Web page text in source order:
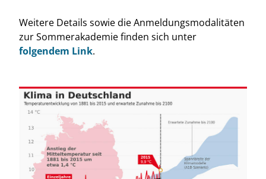
Weitere Details sowie die Anmeldungsmodalitäten
zur Sommer­akademie finden sich unter
folgendem Link.